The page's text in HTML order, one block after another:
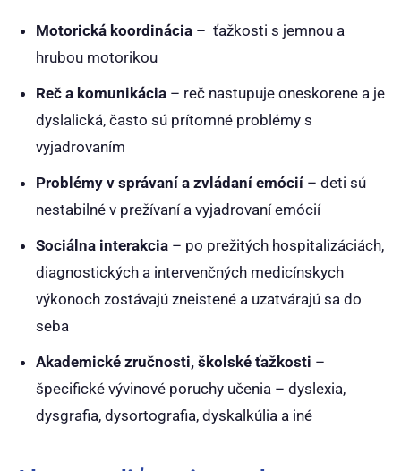
Motorická koordinácia – ťažkosti s jemnou a
hrubou motorikou
Reč a komunikácia – reč nastupuje oneskorene a je
dyslalická, často sú prítomné problémy s
vyjadrovaním
Problémy v správaní a zvládaní emócií – deti sú
nestabilné v prežívaní a vyjadrovaní emócií
Sociálna interakcia – po prežitých hospitalizáciách,
diagnostických a intervenčných medicínskych
výkonoch zostávajú zneistené a uzatvárajú sa do
seba
Akademické zručnosti, školské ťažkosti –
špecifické vývinové poruchy učenia – dyslexia,
dysgrafia, dysortografia, dyskalkúlia a iné